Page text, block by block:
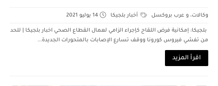
وكالات، و عرب بروكسل أخبار بلجيكا 14 يوليو 2021
بلجيكا: إمكانية فرض اللقاح كإجراء الزامي لعمال القطاع الصحي اخبار بلجيكا | للحد
من تفشي فيروس كورونا ووقف تسارع الإصابات بالمتحورات الجديدة...
اقرأ المزيد